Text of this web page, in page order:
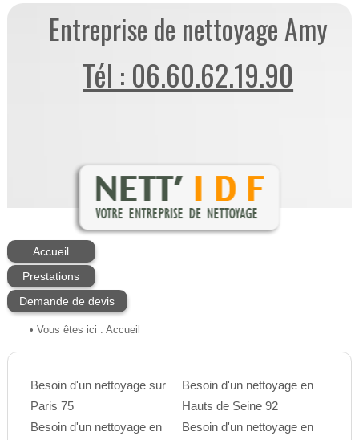
Entreprise de nettoyage Amy
Tél : 06.60.62.19.90
Accueil
Prestations
Demande de devis
• Vous êtes ici : Accueil
Besoin d'un nettoyage sur
Paris 75
Besoin d'un nettoyage en
Besoin d'un nettoyage en
Hauts de Seine 92
Besoin d'un nettoyage en